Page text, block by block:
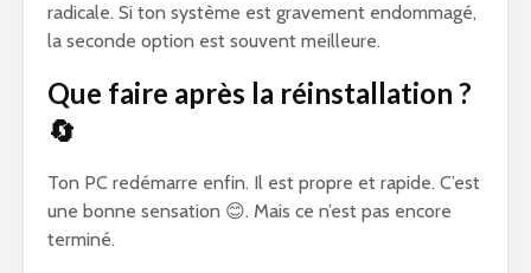
radicale. Si ton système est gravement endommagé,
la seconde option est souvent meilleure.
Que faire après la réinstallation ?
🔄
Ton PC redémarre enfin. Il est propre et rapide. C’est
une bonne sensation 😊. Mais ce n’est pas encore
terminé.